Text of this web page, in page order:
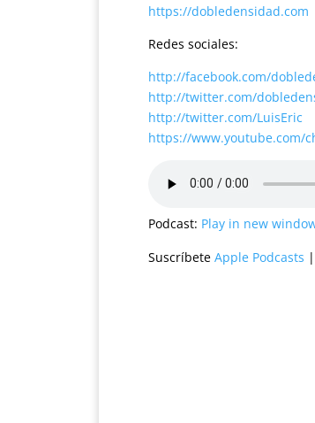
https://dobledensidad.com
Redes sociales:
http://facebook.com/
http://twitter.com/
http://twitter.com/LuisEric
https://www.youtube.com/
Podcast: Play in new
Suscríbete Apple Podcasts |